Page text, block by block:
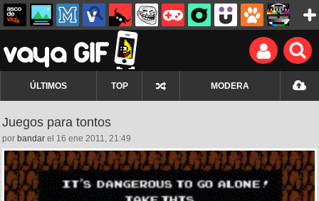
ÚLTIMOS TOP MODERA
Juegos para tontos
por bandar el 16 ene 2011, 21:49